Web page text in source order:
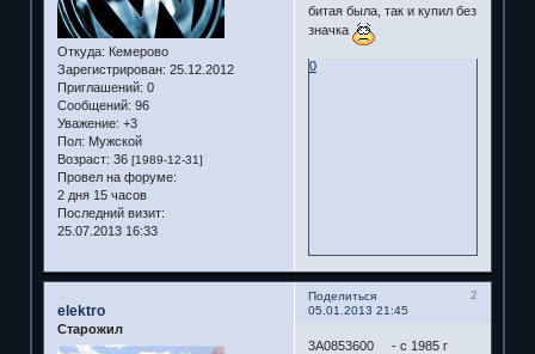
Откуда: Кемерово
Зарегистрирован: 25.12.2012
Приглашений: 0
Сообщений: 96
Уважение: +3
Пол: Мужской
Возраст: 36 [1989-12-31]
Провел на форуме:
2 дня 15 часов
Последний визит:
25.07.2013 16:33
битая была, так и купил без
значка
0
Поделиться
2
05.01.2013 21:45
elektro
Старожил
3A0853600 - с 1985 г